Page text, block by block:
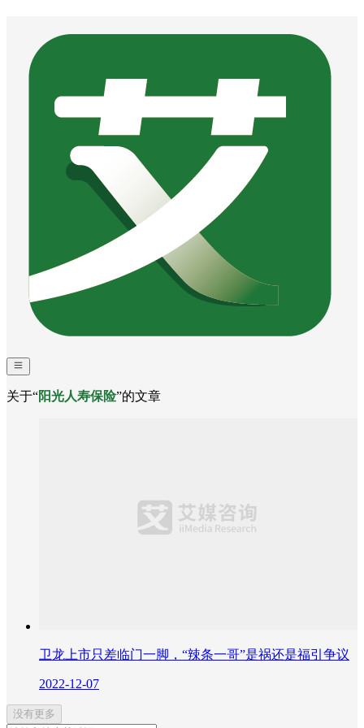
关于“阳光人寿保险”的文章
卫龙上市只差临门一脚，“辣条一哥”是祸还是福引争议
2022-12-07
没有更多